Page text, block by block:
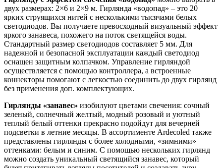
двух размерах: 2×6 и 2×9 м. Гирлянда «водопад» – это 20
ярких струящихся нитей с несколькими тысячами белых
светодиодов. Вы получаете превосходный визуальный эффект
яркого занавеса, похожего на поток светящейся воды.
Стандартный размер светодиодов составляет 5 мм. Для
надежной и безопасной эксплуатации каждый светодиод
оснащен защитным колпачком. Управление гирляндой
осуществляется с помощью контроллера, а встроенные
коннекторы помогают с легкостью соединить до двух гирлянд
без применения доп. комплектующих.
Гирлянды «занавес» изобилуют цветами свечения: сочный
зеленый, солнечный желтый, модный розовый и уютный
теплый белый оттенки прекрасно подойдут для вечерней
подсветки в летние месяцы. В ассортименте Ardecoled также
представлены гирлянды с более холодными, «зимними»
оттенками: белым и синим. С помощью нескольких гирлянд
можно создать уникальный светящийся занавес, который